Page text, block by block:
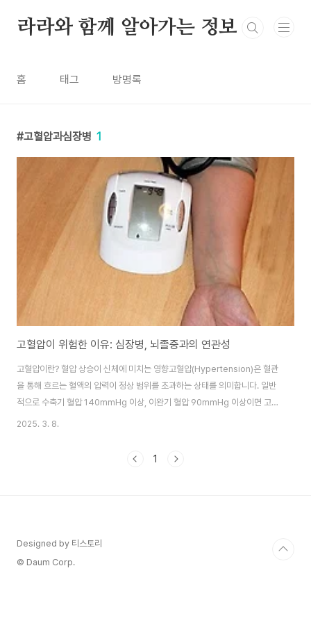
라라와 함께 알아가는 정보
홈 태그 방명록
고혈압과심장병 1
고혈압이 위험한 이유: 심장병, 뇌졸중과의 연관성
고혈압이란? 혈압 상승이 신체에 미치는 영향고혈압(Hypertension)은 혈관
을 통해 흐르는 혈액의 압력이 정상 범위를 초과하는 상태를 의미합니다. 일반
적으로 수축기 혈압 140mmHg 이상, 이완기 혈압 90mmHg 이상이면 고혈
압으로 진단됩니다. 혈압이 지속적으로 높아지면 혈관 벽에 부담을 주어 혈관
저하시켜 심장과 뇌를 비롯한 주요 장기에 부담을 주며, 장기적으로 심각한 질
2025. 3. 8.
1
Designed by 티스토리
© Daum Corp.